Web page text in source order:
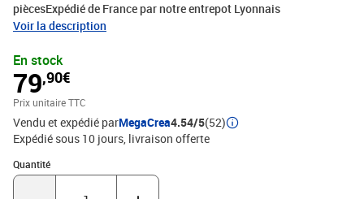
piècesExpédié de France par notre entrepot Lyonnais
Voir la description
En stock
79,90€
Prix unitaire TTC
Vendu et expédié parMegaCrea4.54/5(52)
Expédié sous 10 jours livraison offerte
Quantité
Quantité : 1